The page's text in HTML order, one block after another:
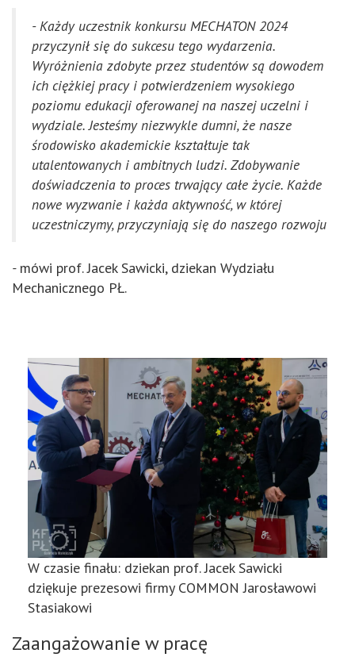
- Każdy uczestnik konkursu MECHATON 2024
przyczynił się do sukcesu tego wydarzenia.
Wyróżnienia zdobyte przez studentów są dowodem
ich ciężkiej pracy i potwierdzeniem wysokiego
poziomu edukacji oferowanej na naszej uczelni i
wydziale. Jesteśmy niezwykle dumni, że nasze
środowisko akademickie kształtuje tak
utalentowanych i ambitnych ludzi. Zdobywanie
doświadczenia to proces trwający całe życie. Każde
nowe wyzwanie i każda aktywność, w której
uczestniczymy, przyczyniają się do naszego rozwoju
- mówi prof. Jacek Sawicki, dziekan Wydziału
Mechanicznego PŁ.
W czasie finału: dziekan prof. Jacek Sawicki
dziękuje prezesowi firmy COMMON Jarosławowi
Stasiakowi
Zaangażowanie w pracę